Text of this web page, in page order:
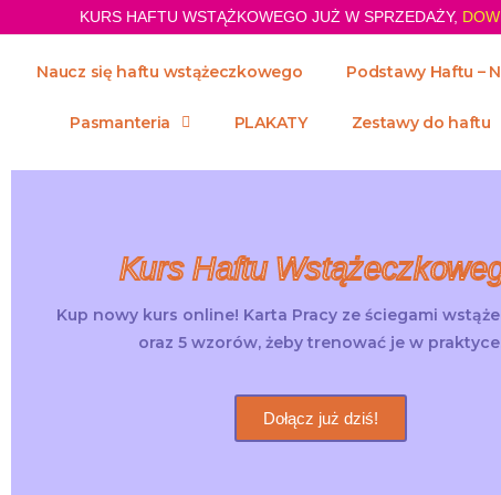
KURS HAFTU WSTĄŻKOWEGO JUŻ W SPRZEDAŻY,
Naucz się haftu wstążeczkowego Podstawy Haftu –
Pasmanteria PLAKATY Zestawy do haftu
Kurs Haftu
Kup nowy kurs online! Karta Pracy ze ściegami
oraz 5 wzorów, żeby trenować je w
Dołącz już dziś!